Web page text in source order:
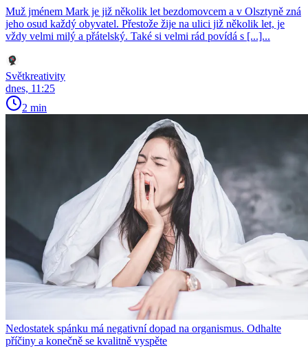
Muž jménem Mark je již několik let bezdomovcem a v Olsztyně zná
jeho osud každý obyvatel. Přestože žije na ulici již několik let, je
vždy velmi milý a přátelský. Také si velmi rád povídá s [...]...
Světkreativity
dnes, 11:25
2 min
Nedostatek spánku má negativní dopad na organismus. Odhalte
příčiny a konečně se kvalitně vyspěte